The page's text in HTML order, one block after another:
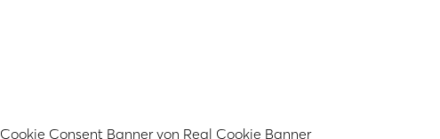
Cookie Consent Banner von Real Cookie Banner